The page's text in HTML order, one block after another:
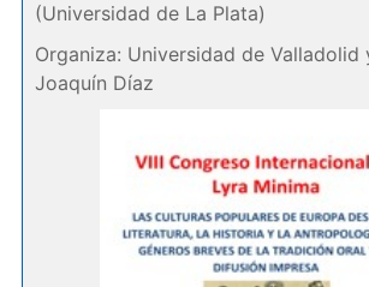
(Universidad de La Plata)
Organiza: Universidad de Valladolid
Joaquín Díaz